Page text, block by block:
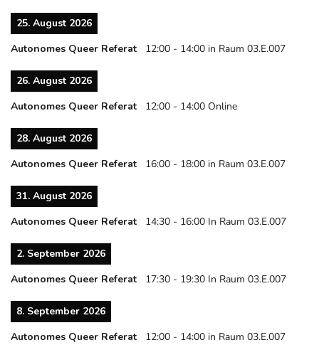
25. August 2026
Autonomes Queer Referat
12:00 - 14:00 in Raum 03.E.007
26. August 2026
Autonomes Queer Referat
12:00 - 14:00 Online
28. August 2026
Autonomes Queer Referat
16:00 - 18:00 in Raum 03.E.007
31. August 2026
Autonomes Queer Referat
14:30 - 16:00 In Raum 03.E.007
2. September 2026
Autonomes Queer Referat
17:30 - 19:30 In Raum 03.E.007
8. September 2026
Autonomes Queer Referat
12:00 - 14:00 in Raum 03.E.007